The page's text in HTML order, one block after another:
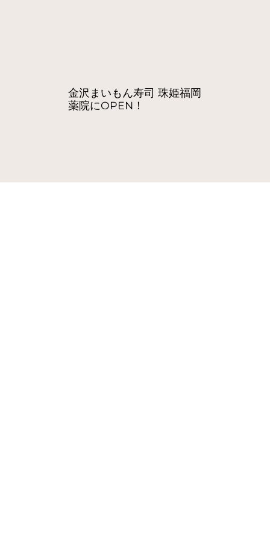
金沢まいもん寿司 珠姫福岡
薬院にOPEN！